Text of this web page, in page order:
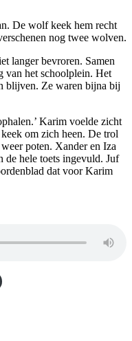
De wolf keek hem recht
nog twee wolven.
langer bevroren. Samen
van het schoolplein. Het
blijven. Ze waren bijna bij
Karim voelde zicht
om zich heen. De trol
poten. Xander en Iza
de hele toets ingevuld. Juf
dat voor Karim